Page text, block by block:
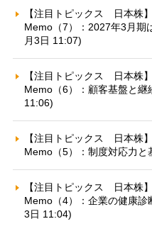
【注目トピックス 日本株
Memo（7）：2027年3月期
月3日 11:07)
【注目トピックス 日本株
Memo（6）：顧客基盤と継
11:06)
【注目トピックス 日本株
Memo（5）：制度対応力
【注目トピックス 日本株
Memo（4）：企業の健康診
3日 11:04)